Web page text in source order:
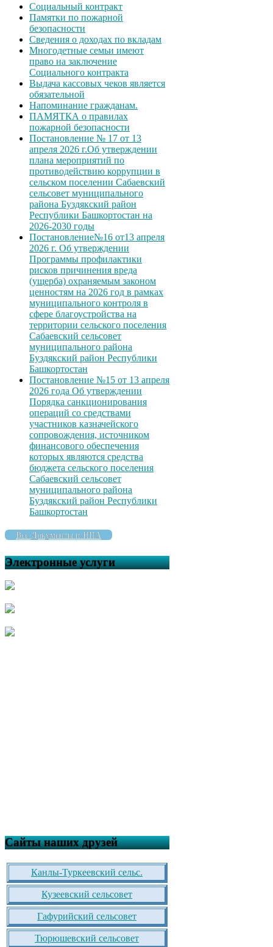
Социальный контракт
Памятки по пожарной
безопасности
Сведения о доходах по вкладам
Многодетные семьи имеют
право на заключение
Социального контракта
Выдача кассовых чеков является
обязательной
Напоминание гражданам.
ПАМЯТКА о правилах
пожарной безопасности
Постановление № 17 от 13
апреля 2026 г.Об утверждении
плана мероприятий по
противодействию коррупции в
сельском поселении Сабаевский
сельсовет муниципального
района Буздякский район
Республики Башкортостан на
2026-2030 годы
Постановление№16 от13 апреля
2026 г. Об утверждении
Программы профилактики
рисков причинения вреда
(ущерба) охраняемым законом
ценностям на 2026 год в рамках
муниципального контроля в
сфере благоустройства на
территории сельского поселения
Сабаевский сельсовет
муниципального района
Буздякский район Республики
Башкортостан
Постановление №15 от 13 апреля
2026 года Об утверждении
Порядка санкционирования
операций со средствами
участников казначейского
сопровождения, источником
финансового обеспечения
которых являются средства
бюджета сельского поселения
Сабаевский сельсовет
муниципального района
Буздякский район Республики
Башкортостан
Все Документы и НПА
Электронные услуги
Сайты наших друзей
Канлы-Туркеевский сельс.
Кузеевский сельсовет
Гафурийский сельсовет
Тюрюшевский сельсовет